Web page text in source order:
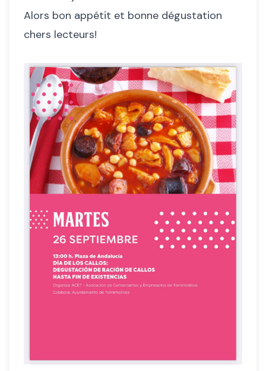
Alors bon appétit et bonne dégustation
chers lecteurs!